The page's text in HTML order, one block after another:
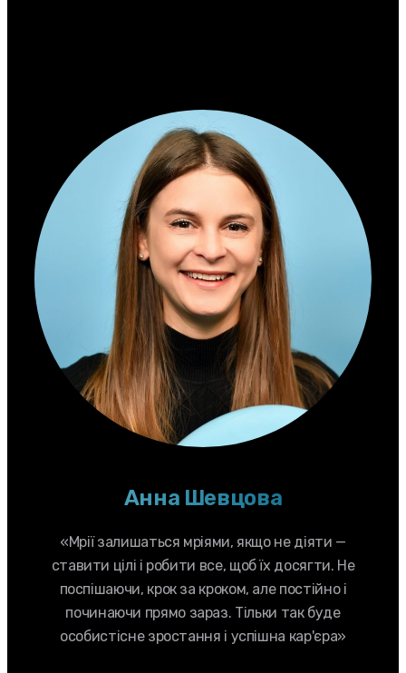
Анна Шевцова
«Мрії залишаться мріями, якщо не діяти —
ставити цілі і робити все, щоб їх досягти. Не
поспішаючи, крок за кроком, але постійно і
починаючи прямо зараз. Тільки так буде
особистісне зростання і успішна кар'єра»